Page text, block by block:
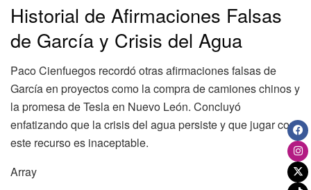
Historial de Afirmaciones Falsas
de García y Crisis del Agua
Paco Cienfuegos recordó otras afirmaciones falsas de
García en proyectos como la compra de camiones chinos y
la promesa de Tesla en Nuevo León. Concluyó
enfatizando que la crisis del agua persiste y que jugar con
este recurso es inaceptable.
Array